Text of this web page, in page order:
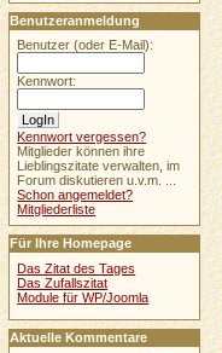
Benutzeranmeldung
Benutzer (oder E-Mail):
Kennwort:
Kennwort vergessen?
Mitglieder können ihre
Lieblingszitate verwalten, im
Forum diskutieren u.v.m. ...
Schon angemeldet?
Mitgliederliste
Für Ihre Homepage
Das Zitat des Tages
Das Zufallszitat
Module für WP/Joomla
Aktuelle Kommentare